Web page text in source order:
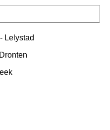
Lelystad